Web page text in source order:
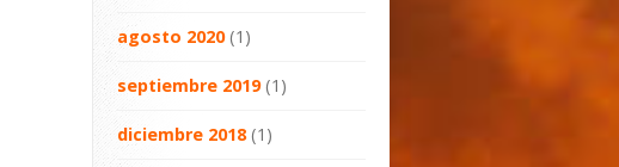
agosto 2020(1)
septiembre 2019(1)
diciembre 2018(1)